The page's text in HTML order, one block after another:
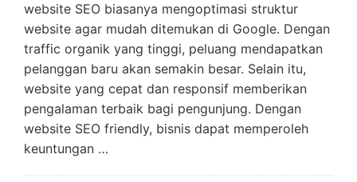
website SEO biasanya mengoptimasi struktur
website agar mudah ditemukan di Google. Dengan
traffic organik yang tinggi, peluang mendapatkan
pelanggan baru akan semakin besar. Selain itu,
website yang cepat dan responsif memberikan
pengalaman terbaik bagi pengunjung. Dengan
website SEO friendly, bisnis dapat memperoleh
keuntungan …